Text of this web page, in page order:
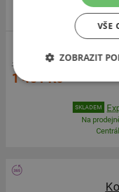
1 601 Kč
1 481 Kč
SKLADEM
Na
VŠE
ZOBRAZIT